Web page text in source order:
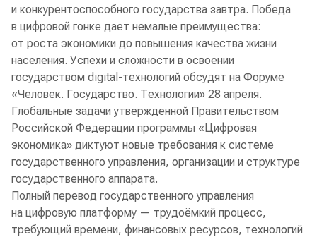
и конкурентоспособного государства завтра. Победа
в цифровой гонке дает немалые преимущества:
от роста экономики до повышения качества жизни
населения. Успехи и сложности в освоении
государством digital-технологий обсудят на Форуме
«Человек. Государство. Технологии» 28 апреля.
Глобальные задачи утвержденной Правительством
Российской Федерации программы «Цифровая
экономика» диктуют новые требования к системе
государственного управления, организации и структуре
государственного аппарата.
Полный перевод государственного управления
на цифровую платформу — трудоёмкий процесс,
требующий времени, финансовых ресурсов, технологий